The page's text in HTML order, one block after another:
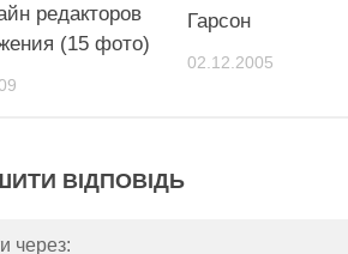
редакторов
(15 фото)
Гарсон
02.12.2005
ВІДПОВІДЬ
через: